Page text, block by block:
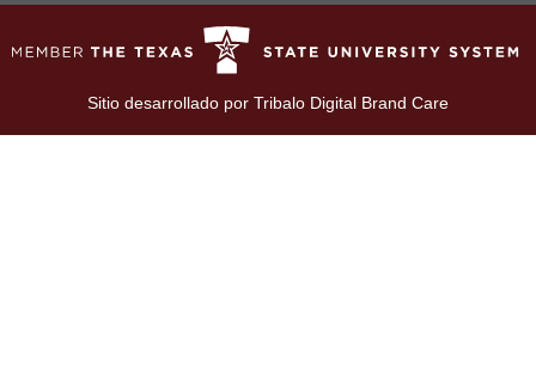
Sitio desarrollado por Tribalo Digital Brand Care